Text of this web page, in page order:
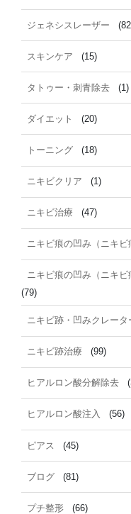
ジェネシスレーザー
スキンケア (15)
タトゥー・刺青除去 (1)
ダイエット (20)
トーニング (18)
ニキビクリア (1)
ニキビ治療 (47)
ニキビ痕の凹み（ニキビ
ニキビ痕の凹み（ニキ
(79)
ニキビ跡・凹みクレータ
ニキビ跡治療 (99)
ヒアルロン酸分解除去
ヒアルロン酸注入 (56)
ピアス (45)
ブログ (81)
プチ整形 (66)